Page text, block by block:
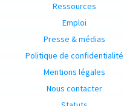
Ressources
Emploi
Presse & médias
Politique de confidentialité
Mentions légales
Nous contacter